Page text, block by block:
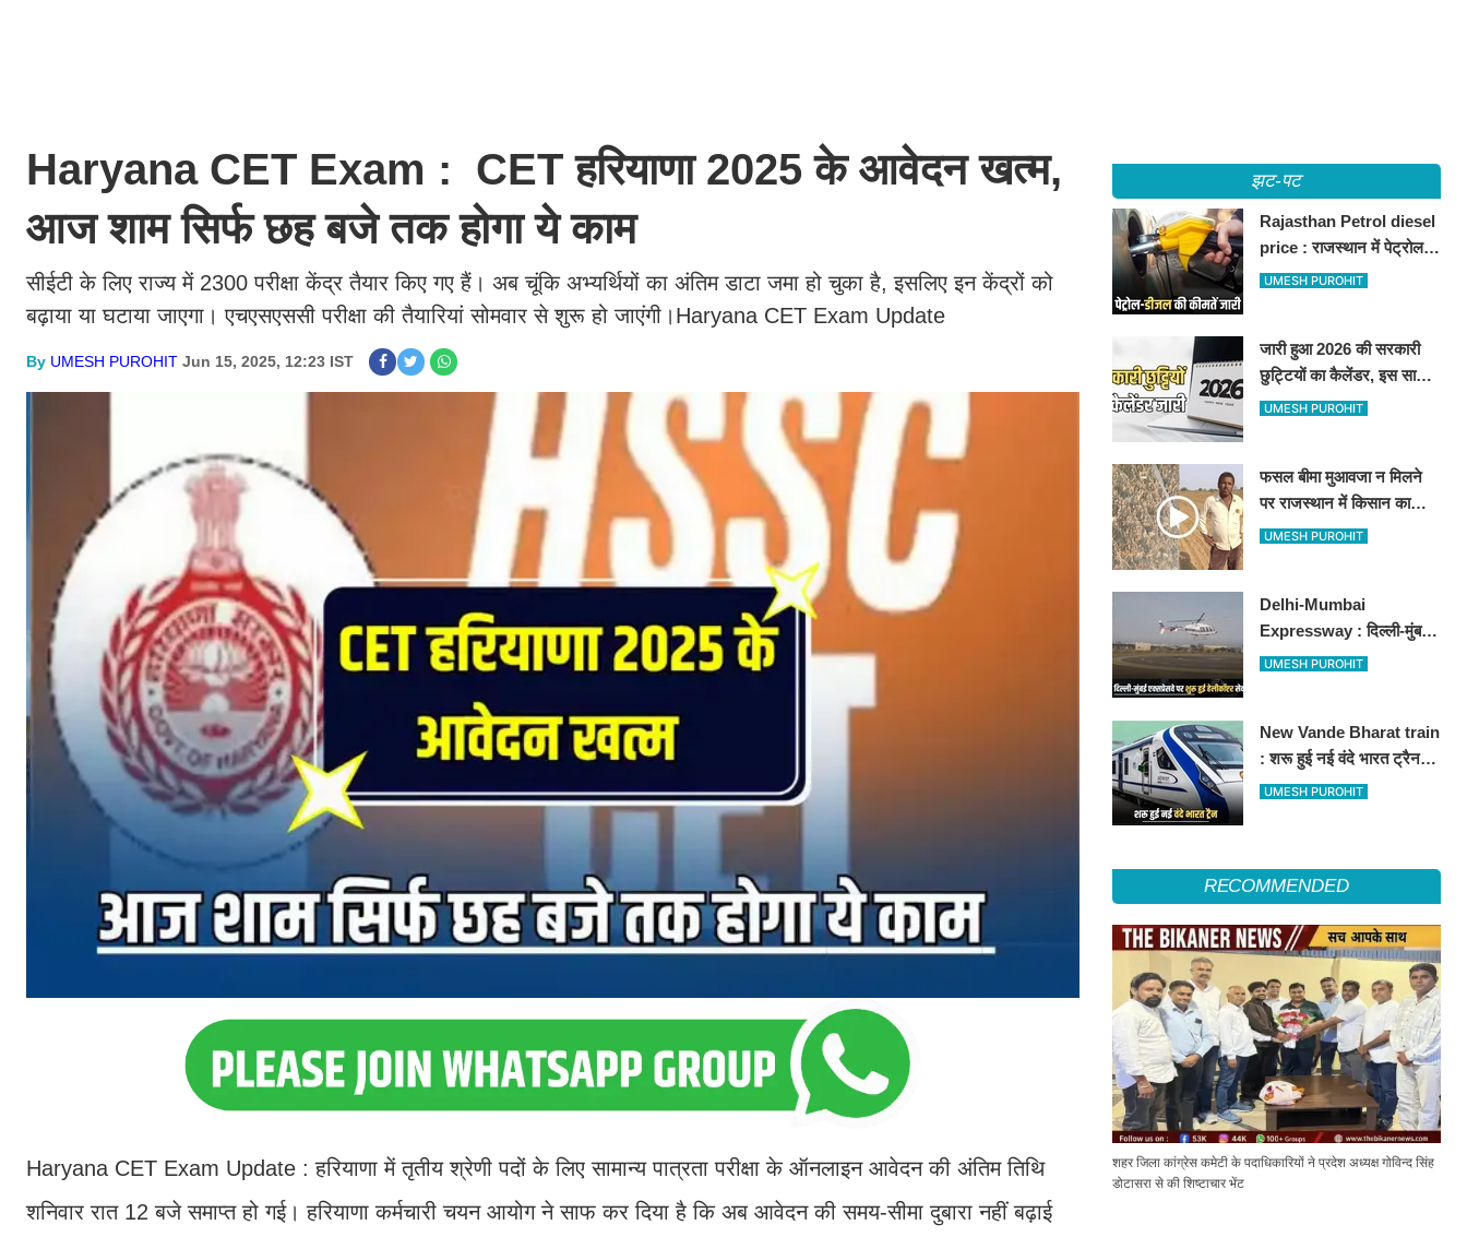
Haryana CET Exam : CET हरियाणा 2025 के आवेदन खत्म,
आज शाम सिर्फ छह बजे तक होगा ये काम
सीईटी के लिए राज्य में 2300 परीक्षा केंद्र तैयार किए गए हैं। अब चूंकि अभ्यर्थियों का अंतिम डाटा जमा हो चुका है, इसलिए इन केंद्रों को
बढ़ाया या घटाया जाएगा। एचएसएससी परीक्षा की तैयारियां सोमवार से शुरू हो जाएंगी।Haryana CET Exam Update
By UMESH PUROHIT Jun 15, 2025, 12:23 IST
Haryana CET Exam Update : हरियाणा में तृतीय श्रेणी पदों के लिए सामान्य पात्रता परीक्षा के ऑनलाइन आवेदन की अंतिम तिथि
शनिवार रात 12 बजे समाप्त हो गई। हरियाणा कर्मचारी चयन आयोग ने साफ कर दिया है कि अब आवेदन की समय-सीमा दुबारा नहीं बढ़ाई
झट-पट
Rajasthan Petrol diesel
price : राजस्थान में पेट्रोल-
डीजल की कीमतें जारी, जानिए
UMESH PUROHIT
जारी हुआ 2026 की सरकारी
छुट्टियों का कैलेंडर, इस साल
कई बार मिलेगा लगातार
UMESH PUROHIT
फसल बीमा मुआवजा न मिलने
पर राजस्थान में किसान का
अनोखा विरोध, खेतों में बो दिए
UMESH PUROHIT
Delhi-Mumbai
Expressway : दिल्ली-मुंबई
एक्सप्रेसवे पर अब मिलेगी ये
UMESH PUROHIT
New Vande Bharat train
: शरू हुई नई वंदे भारत ट्रैन,
तीन राज्यों के लाखों लोगों का
UMESH PUROHIT
RECOMMENDED
शहर जिला कांग्रेस कमेटी के पदाधिकारियों ने प्रदेश अध्यक्ष गोविन्द सिंह
डोटासरा से की शिष्टाचार भेंट